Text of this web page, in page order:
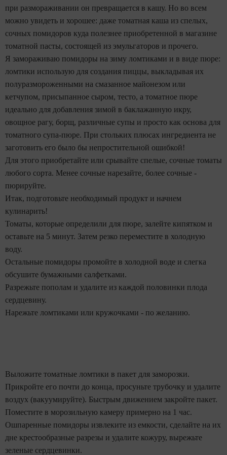
при размораживании он превращается в кашу. Но во всем
можно увидеть и хорошее: даже томатная каша из спелых,
сочных помидоров куда полезнее приобретенной в магазине
томатной пасты, состоящей из эмульгаторов и прочего.
Я замораживаю помидоры на зиму ломтиками и в виде пюре:
ломтики использую для создания пиццы, выкладывая их
полуразмороженными на смазанное майонезом или
кетчупом, присыпанное сыром, тесто, а томатное пюре
идеально для добавления зимой в баклажанную икру,
овощное рагу, борщ, различные супы и просто как основа для
томатного супа-пюре. При стольких плюсах ингредиента не
заготовить его было бы непростительной ошибкой!
Для этого приобретайте или срывайте спелые, сочные томаты
любого сорта. Менее сочные нарезайте, более сочные -
пюрируйте.
Итак, подготовьте необходимый продукт и начнем
кулинарить!
Томаты, которые определили для пюре, залейте кипятком и
оставьте на 5 минут. Затем резко переместите в холодную
воду.
Остальные помидоры промойте в холодной воде и слегка
обсушите бумажными салфетками.
Разрежьте пополам и удалите из каждой половинки плода
сердцевину.
Нарежьте ломтиками или кружочками - по желанию.
Выложите томатные ломтики в пакет для заморозки.
Прикройте его почти до конца, просуньте трубочку и удалите
воздух (вакуумируйте). Быстрым движением закройте пакет.
Поместите в морозильную камеру примерно на 1 час.
Ошпаренные помидоры извлеките из емкости, сделайте на их
дне крестообразные разрезы и удалите кожуру, вырежьте
зеленые сердцевинки.